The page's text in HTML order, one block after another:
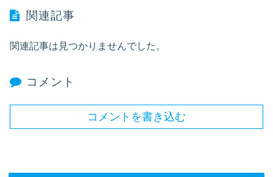
関連記事
関連記事は見つかりませんでした。
コメント
コメントを書き込む